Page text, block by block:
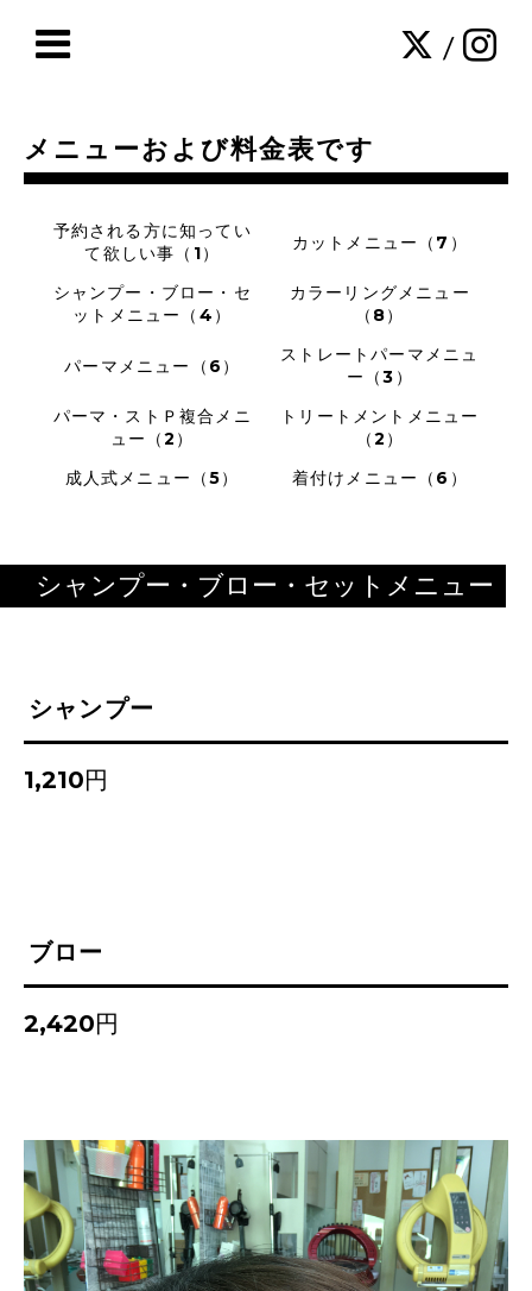
/
メニューおよび料金表です
予約される方に知ってい
て欲しい事（1）
カットメニュー（7）
シャンプー・ブロー・セ
ットメニュー（4）
カラーリングメニュー
（8）
パーマメニュー（6）
ストレートパーマメニュ
ー（3）
パーマ・ストＰ複合メニ
ュー（2）
トリートメントメニュー
（2）
成人式メニュー（5）
着付けメニュー（6）
シャンプー・ブロー・セットメニュー
シャンプー
1,210円
ブロー
2,420円